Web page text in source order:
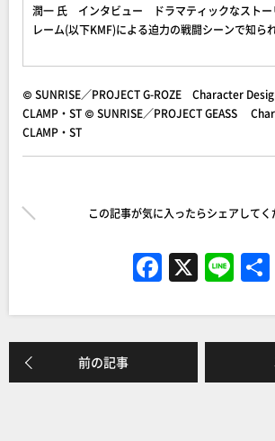
潤一 氏 インタビュー ドラマティックなストー
レーム(以下KMF)による迫力の戦闘シーンで知ら
© SUNRISE／PROJECT G-ROZE Character
CLAMP・ST © SUNRISE／PROJECT GEASS
CLAMP・ST
この記事が気に入ったらシェアしてく
F
a
c
e
b
X Li
n
e
前の記事